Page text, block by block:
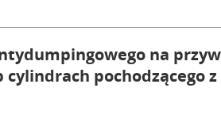
na
pochodzącego z